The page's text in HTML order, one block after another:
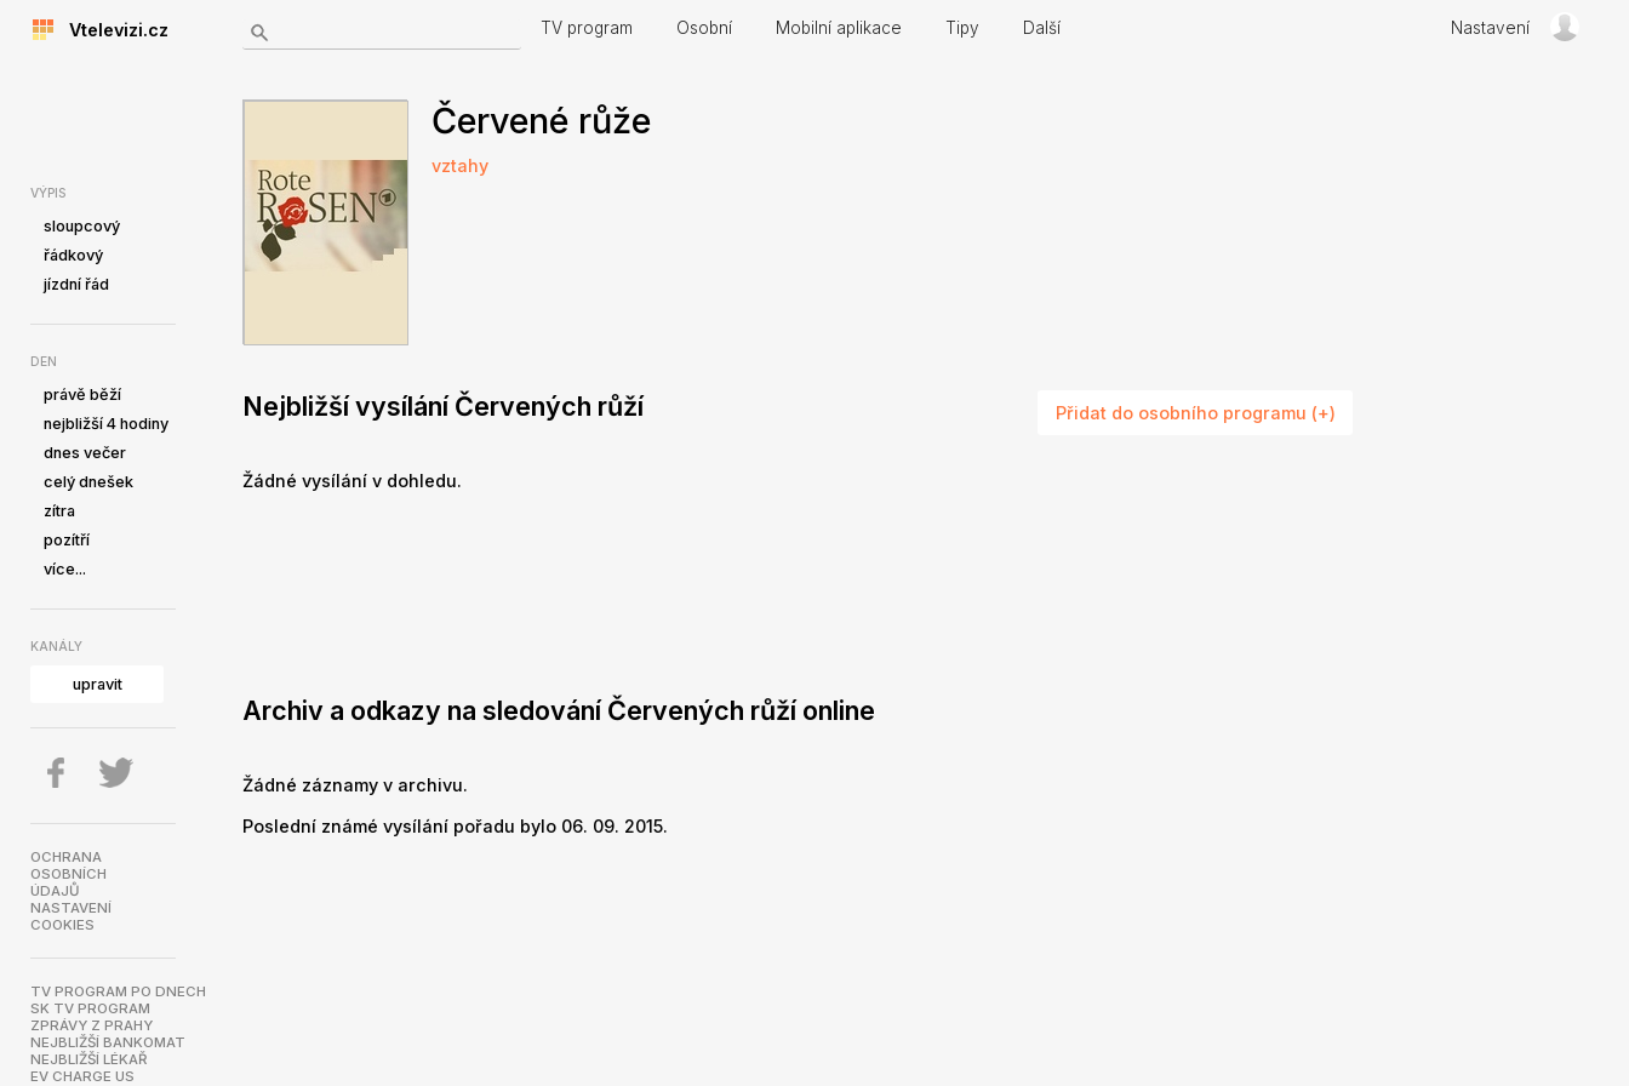
Vtelevizi.cz TV program Osobní Mobilní aplikace Tipy Další Nastavení
VÝPIS
sloupcový
řádkový
jízdní řád
DEN
právě běží
nejbližší 4 hodiny
dnes večer
celý dnešek
zítra
pozítří
více...
KANÁLY
upravit
OCHRANA
OSOBNÍCH
ÚDAJŮ
NASTAVENÍ
COOKIES
TV PROGRAM PO DNECH
SK TV PROGRAM
ZPRÁVY Z PRAHY
NEJBLIŽŠÍ BANKOMAT
NEJBLIŽŠÍ LÉKAŘ
EV CHARGE US
Červené růže
vztahy
Nejbližší vysílání Červených růží
Žádné vysílání v dohledu.
Archiv a odkazy na sledování Červených růží online
Žádné záznamy v archivu.
Poslední známé vysílání pořadu bylo 06. 09. 2015.
Přidat do osobního programu (+)